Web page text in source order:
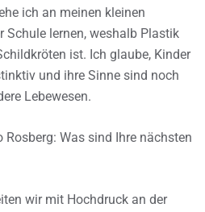
ich an meinen kleinen
Schule lernen, weshalb Plastik
ist. Ich glaube, Kinder
und ihre Sinne sind noch
Lebewesen.
Was sind Ihre nächsten
wir mit Hochdruck an der